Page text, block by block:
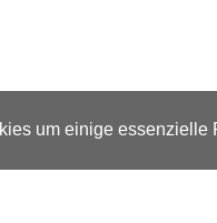
um einige